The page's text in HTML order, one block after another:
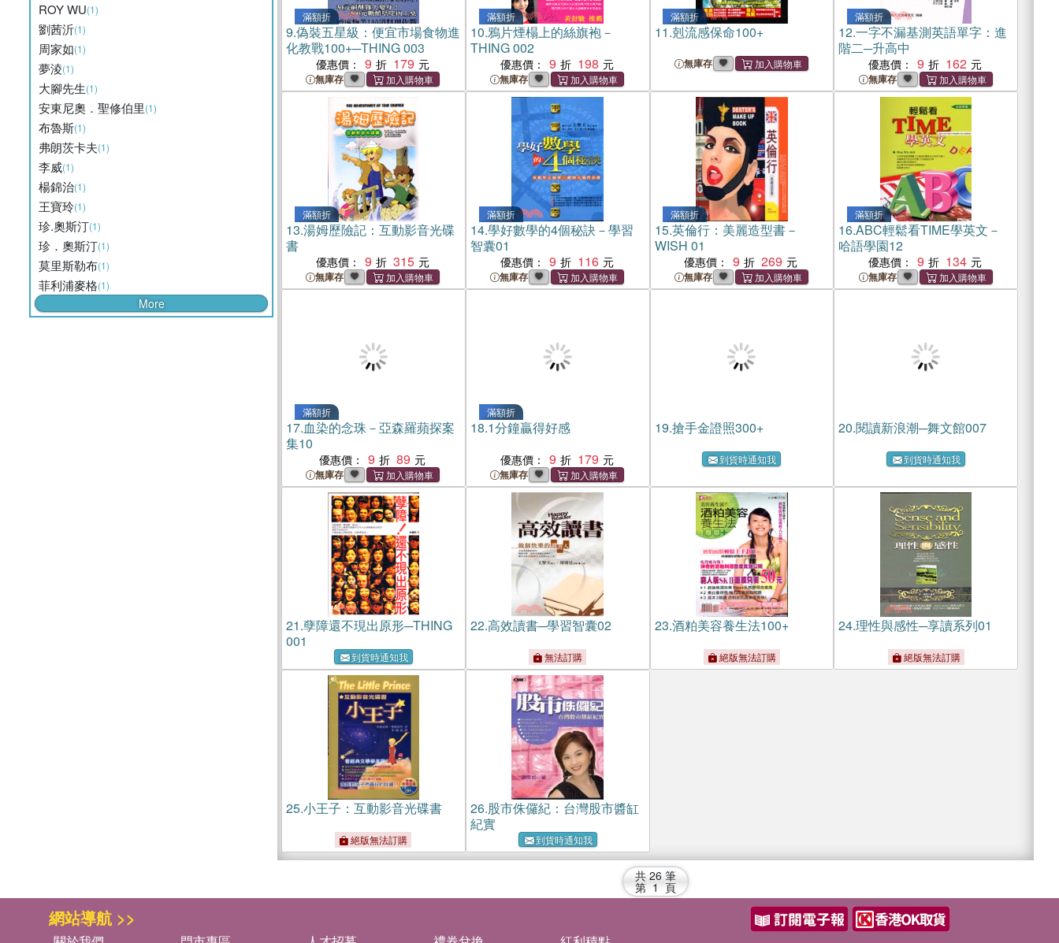
ROY WU(1)
劉茜沂(1)
周家如(1)
夢淩(1)
大腳先生(1)
安東尼奧．聖修伯里(1)
布魯斯(1)
弗朗茨卡夫(1)
李威(1)
楊錦治(1)
王寶玲(1)
珍.奧斯汀(1)
珍．奧斯汀(1)
莫里斯勒布(1)
菲利浦麥格(1)
More
滿額折
9.偽裝五星級：便宜市場食物進
化教戰100+─THING 003
優惠價： 9 179
無庫存
滿額折
10.鴉片煙榻上的絲旗袍－
THING 002
優惠價： 9 198
無庫存
滿額折
11.剋流感保命100+
無庫存
滿額折
12.一字不漏基測英語單字：進
階二─升高中
優惠價： 9 162
無庫存
滿額折
13.湯姆歷險記：互動影音光碟
書
優惠價： 9 315
無庫存
滿額折
14.學好數學的4個秘訣－學習
智囊01
優惠價： 9 116
無庫存
滿額折
15.英倫行：美麗造型書－
WISH 01
優惠價： 9 269
無庫存
滿額折
16.ABC輕鬆看TIME學英文－
哈語學園12
優惠價： 9 134
無庫存
滿額折
17.血染的念珠－亞森羅蘋探案
集10
優惠價： 9 89
無庫存
滿額折
18.1分鐘贏得好感
優惠價： 9 179
無庫存
19.搶手金證照300+
到貨時通知我
20.閱讀新浪潮─舞文館007
到貨時通知我
21.孽障還不現出原形─THING
001
到貨時通知我
22.高效讀書─學習智囊02
無法訂購
23.酒粕美容養生法100+
絕版無法訂購
24.理性與感性─享讀系列01
絕版無法訂購
25.小王子：互動影音光碟書
絕版無法訂購
26.股市侏儸紀：台灣股市醬缸
紀實
到貨時通知我
共 26 筆
第 1 頁
網站導航 >>